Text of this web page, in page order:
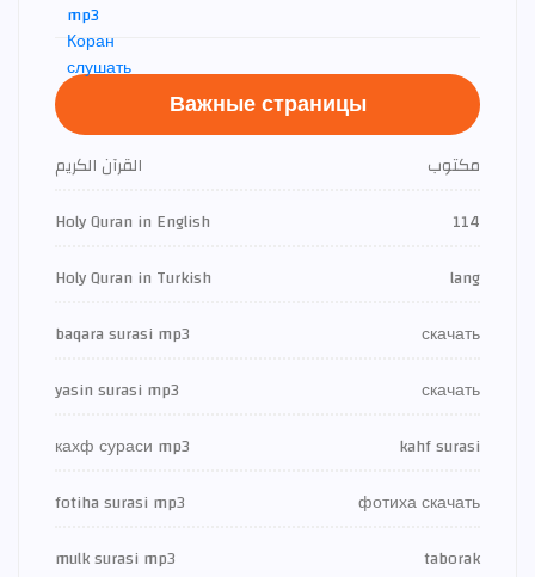
Важные страницы
القرآن الكريم
مكتوب
Holy Quran in English
114
Holy Quran in Turkish
lang
baqara surasi mp3
скачать
yasin surasi mp3
скачать
кахф сураси mp3
kahf surasi
fotiha surasi mp3
фотиха скачать
mulk surasi mp3
taborak